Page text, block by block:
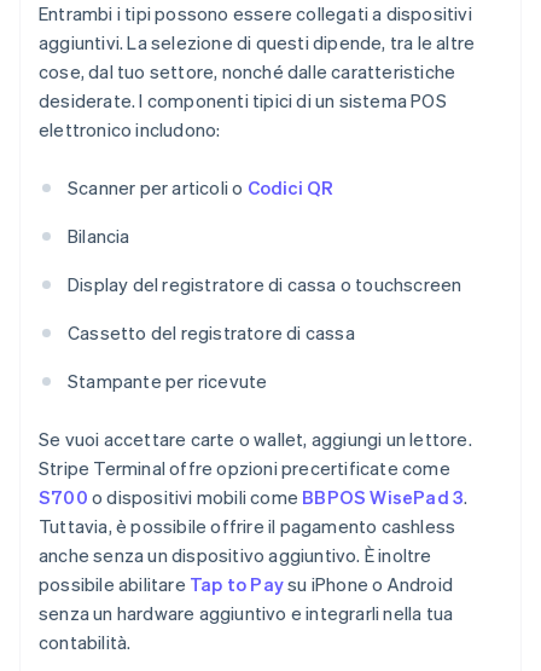
Entrambi i tipi possono essere collegati a dispositivi
aggiuntivi. La selezione di questi dipende, tra le altre
cose, dal tuo settore, nonché dalle caratteristiche
desiderate. I componenti tipici di un sistema POS
elettronico includono:
Scanner per articoli o Codici QR
Bilancia
Display del registratore di cassa o touchscreen
Cassetto del registratore di cassa
Stampante per ricevute
Se vuoi accettare carte o wallet, aggiungi un lettore.
Stripe Terminal offre opzioni precertificate come
S700 o dispositivi mobili come BBPOS WisePad 3.
Tuttavia, è possibile offrire il pagamento cashless
anche senza un dispositivo aggiuntivo. È inoltre
possibile abilitare Tap to Paysu iPhone o Android
senza un hardware aggiuntivo e integrarli nella tua
contabilità.